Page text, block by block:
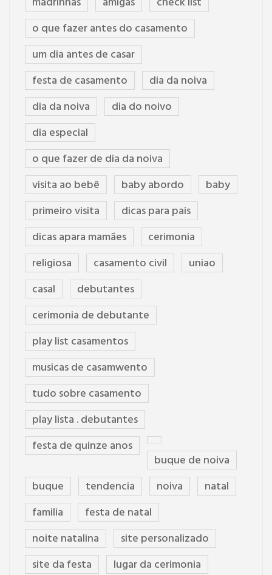
o que fazer antes do casamento
um dia antes de casar
festa de casamento
dia da noiva
dia da noiva
dia do noivo
dia especial
o que fazer de dia da noiva
visita ao bebê
baby abordo
baby
primeiro visita
dicas para pais
dicas apara mamães
cerimonia
religiosa
casamento civil
uniao
casal
debutantes
cerimonia de debutante
play list casamentos
musicas de casamwento
tudo sobre casamento
play lista . debutantes
festa de quinze anos
buque de noiva
buque
tendencia noiva
natal
familia
festa de natal
noite natalina
site personalizado
site da festa
lugar da cerimonia